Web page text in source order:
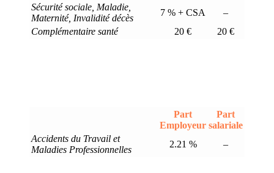
Sécurité sociale, Maladie,
Maternité, Invalidité décès
7 % + CSA
–
Complémentaire santé
20 € 20 €
Part
Employeur
Part
salariale
Accidents du Travail et
Maladies Professionnelles
2.21 % –